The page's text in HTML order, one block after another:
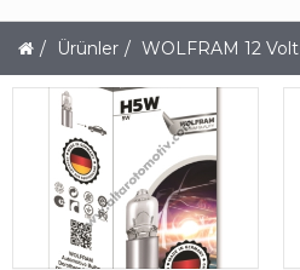
Ürünler WOLFRAM 12 Volt